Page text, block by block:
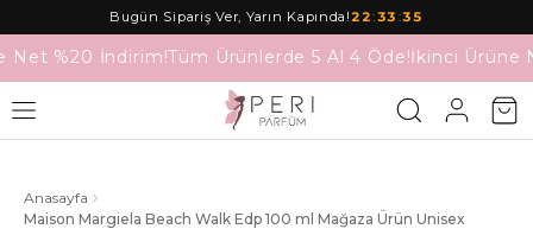
Bugün Sipariş Ver, Yarın Kapında!22:33 :35
Net %20 İndirim!Tüm Ürünlerde 5 Al 4 Öde!İkinci Ürüne
Anasayfa
Maison Margiela Beach Walk Edp 100 ml Mağaza Ürün Unisex